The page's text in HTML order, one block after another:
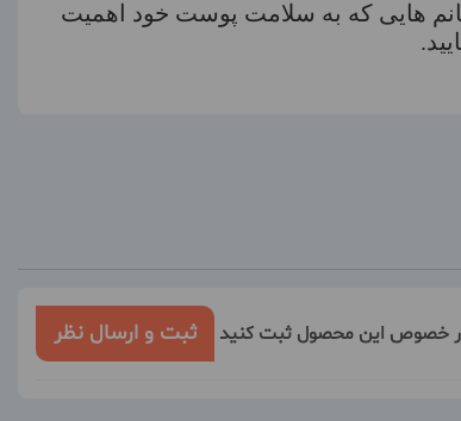
هایی که به سلامت پوست خود اهمیت
در خصوص این محصول ثبت کنید ثبت و ارسال نظر